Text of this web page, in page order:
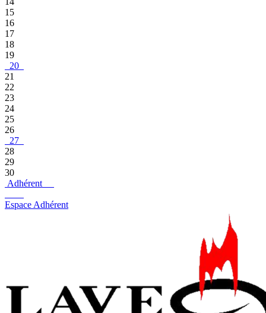
15
16
17
18
19
20
21
22
23
24
25
26
27
28
29
30
Adhérent
Espace Adhérent